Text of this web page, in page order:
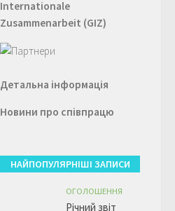
Internationale
Zusammenarbeit (GIZ)
Детальна інформація
Новини про співпрацю
НАЙПОПУЛЯРНІШІ ЗАПИСИ
ОГОЛОШЕННЯ
Річний звіт